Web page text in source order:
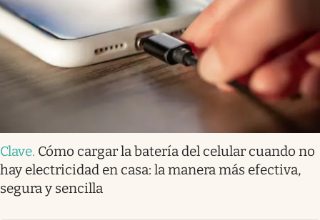
Clave. Cómo cargar la batería del celular cuando no
hay electricidad en casa: la manera más efectiva,
segura y sencilla